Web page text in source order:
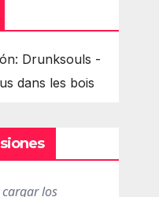
Drunksouls -
dans les bois